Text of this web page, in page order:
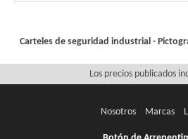
Carteles de seguridad industrial -
Los precios publicados
Nosotros Marcas